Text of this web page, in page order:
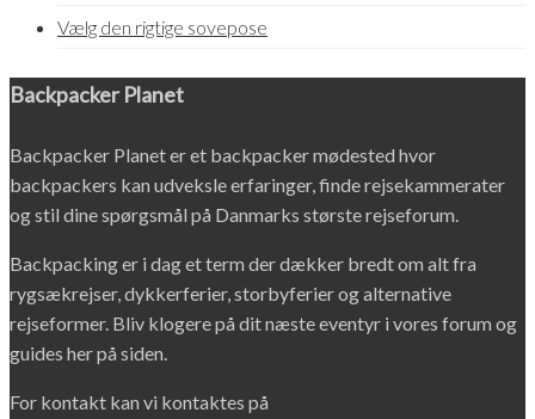
Vælg den rigtige sovepose
Backpacker Planet
Backpacker Planet er et backpacker mødested hvor
backpackers kan udveksle erfaringer, finde rejsekammerater
og stil dine spørgsmål på Danmarks største rejseforum.
Backpacking er i dag et term der dækker bredt om alt fra
rygsækrejser, dykkerferier, storbyferier og alternative
rejseformer. Bliv klogere på dit næste eventyr i vores forum og
guides her på siden.
For kontakt kan vi kontaktes på